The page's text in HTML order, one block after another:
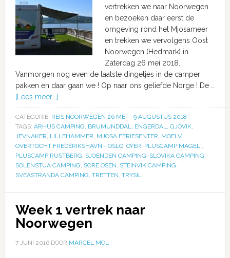
vertrekken we naar Noorwegen
en bezoeken daar eerst de
omgeving rond het Mjosameer
en trekken we vervolgens Oost
Noorwegen (Hedmark) in.
Zaterdag 26 mei 2018.
Vanmorgen nog even de laatste dingetjes in de camper
pakken en daar gaan we ! Op naar ons geliefde Norge ! De …
[Lees meer...]
CATEGORIE: REIS NOORWEGEN 26 MEI – 9 AUGUSTUS 2018
TAGS: ARHUS CAMPING, BRUMUNDDAL, ENGERDAL, GJOVIK,
JEVNAKER, LILLEHAMMER, MJOSA FERIESENTER, MOELV,
OVERTOCHT FREDERIKSHAVN - OSLO, OYER, PLUSCAMP MAGELI,
PLUSCAMP RUSTBERG, SJOENDEN CAMPING, SLOVIKA CAMPING,
SOLENSTUA CAMPING, SORE OSEN, STEINVIK CAMPING,
SVEASTRANDA CAMPING, TRETTEN, TRYSIL
Week 1 vertrek naar
Noorwegen
7 JUNI 2016DOOR MARCEL MOL